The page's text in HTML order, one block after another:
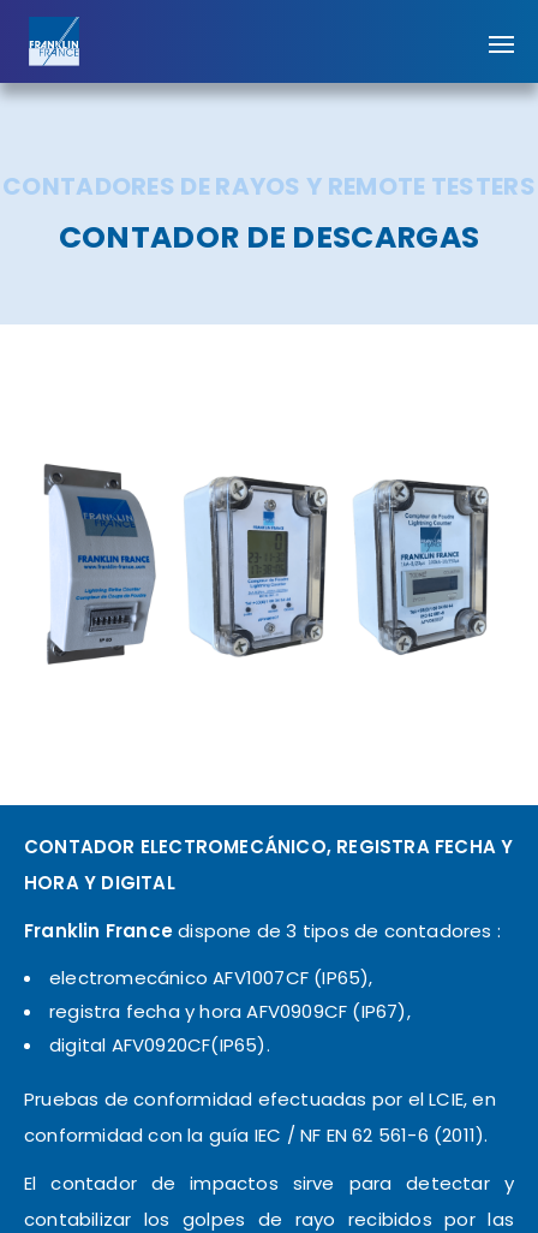
CONTADORES DE RAYOS Y REMOTE TESTERS
CONTADOR DE DESCARGAS
CONTADOR ELECTROMECÁNICO, REGISTRA FECHA Y
HORA Y DIGITAL
Franklin Francedispone de 3 tipos de contadores :
electromecánico AFV1007CF (IP65),
registra fecha y hora AFV0909CF (IP67),
digital AFV0920CF(IP65).
Pruebas de conformidad efectuadas por el LCIE, en
conformidad con la guía IEC / NF EN 62 561-6 (2011).
El contador de impactos sirve para detectar y
contabilizar los golpes de rayo recibidos por las